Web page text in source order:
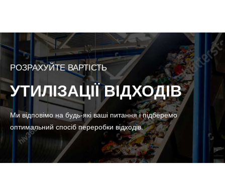
РОЗРАХУЙТЕ ВАРТІСТЬ
УТИЛІЗАЦІЇ ВІДХОДІВ
Ми відповімо на будь-які ваші питання і підберемо
оптимальний спосіб переробки відходів.